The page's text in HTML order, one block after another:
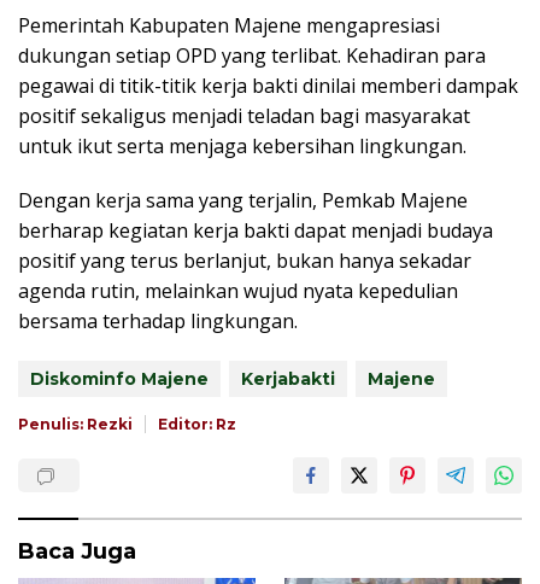
Pemerintah Kabupaten Majene mengapresiasi
dukungan setiap OPD yang terlibat. Kehadiran para
pegawai di titik-titik kerja bakti dinilai memberi dampak
positif sekaligus menjadi teladan bagi masyarakat
untuk ikut serta menjaga kebersihan lingkungan.
Dengan kerja sama yang terjalin, Pemkab Majene
berharap kegiatan kerja bakti dapat menjadi budaya
positif yang terus berlanjut, bukan hanya sekadar
agenda rutin, melainkan wujud nyata kepedulian
bersama terhadap lingkungan.
Diskominfo Majene Kerjabakti Majene
Penulis: Rezki Editor: Rz
Baca Juga